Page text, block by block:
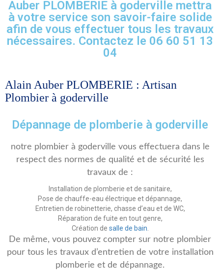
Auber PLOMBERIE à goderville mettra
à votre service son savoir-faire solide
afin de vous effectuer tous les travaux
nécessaires. Contactez le 06 60 51 13
04
Alain Auber PLOMBERIE : Artisan
Plombier à goderville
Dépannage de plomberie à goderville
notre plombier à goderville vous effectuera dans le
respect des normes de qualité et de sécurité les
travaux de :
Installation de plomberie et de sanitaire,
Pose de chauffe-eau électrique et dépannage,
Entretien de robinetterie, chasse d’eau et de WC,
Réparation de fuite en tout genre,
Création de salle de bain
De même, vous pouvez compter sur notre plombier
pour tous les travaux d’entretien de votre installation
plomberie et de dépannage.